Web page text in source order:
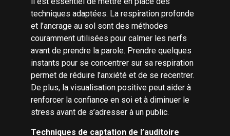
techniques adaptées. La respiration profonde
et l’ancrage au sol sont des méthodes
couramment utilisées pour calmer les nerfs
avant de prendre la parole. Prendre quelques
instants pour se concentrer sur sa respiration
permet de réduire l’anxiété et de se recentrer.
De plus, la visualisation positive peut aider à
renforcer la confiance en soi et à diminuer le
stress avant de s’adresser à un public.
Techniques de captation de l’auditoire